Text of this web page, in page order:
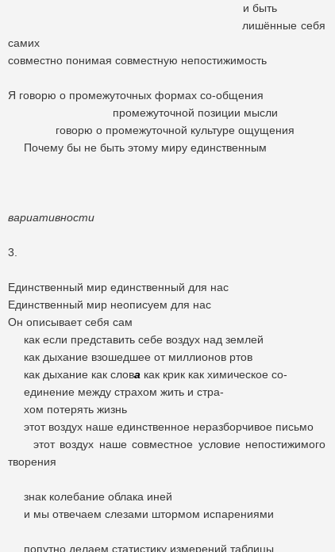
и быть
лишённые себя
самих
совместно понимая совместную непостижимость
Я говорю о промежуточных формах со-общения
промежуточной позиции мысли
говорю о промежуточной культуре ощущения
Почему бы не быть этому миру единственным
вариативности
3.
Единственный мир единственный для нас
Единственный мир неописуем для нас
Он описывает себя сам
как если представить себе воздух над землей
как дыхание взошедшее от миллионов ртов
как дыхание как слова как крик как химическое со-
единение между страхом жить и стра-
хом потерять жизнь
этот воздух наше единственное неразборчивое письмо
этот воздух наше совместное условие непостижимого
творения
знак колебание облака иней
и мы отвечаем слезами штормом испарениями
попутно делаем статистику измерений таблицы